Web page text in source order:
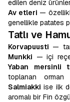
edilen deniz
Av etleri —
genellikle patates
Tatlı ve
Korvapuusti —
Munkki — içi
Yaban mersinli
toplanan orman
Salmiakki ise ilk
aromalı bir Fin